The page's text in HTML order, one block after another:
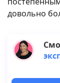
довольно